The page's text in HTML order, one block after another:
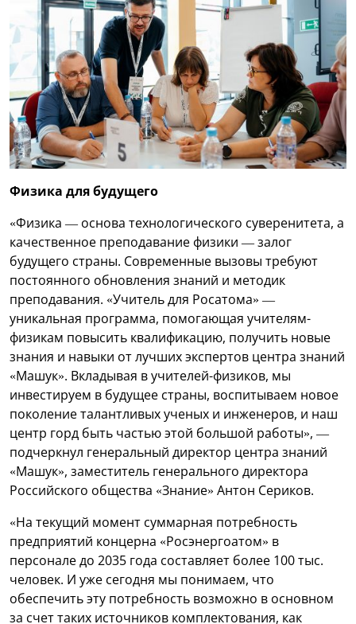
Физика для будущего
«Физика — основа технологического суверенитета, а
качественное преподавание физики — залог
будущего страны. Современные вызовы требуют
постоянного обновления знаний и методик
преподавания. «Учитель для Росатома» —
уникальная программа, помогающая учителям-
физикам повысить квалификацию, получить новые
знания и навыки от лучших экспертов центра знаний
«Машук». Вкладывая в учителей-физиков, мы
инвестируем в будущее страны, воспитываем новое
поколение талантливых ученых и инженеров, и наш
центр горд быть частью этой большой работы», —
подчеркнул генеральный директор центра знаний
«Машук», заместитель генерального директора
Российского общества «Знание» Антон Сериков.
«На текущий момент суммарная потребность
предприятий концерна «Росэнергоатом» в
персонале до 2035 года составляет более 100 тыс.
человек. И уже сегодня мы понимаем, что
обеспечить эту потребность возможно в основном
за счет таких источников комплектования, как